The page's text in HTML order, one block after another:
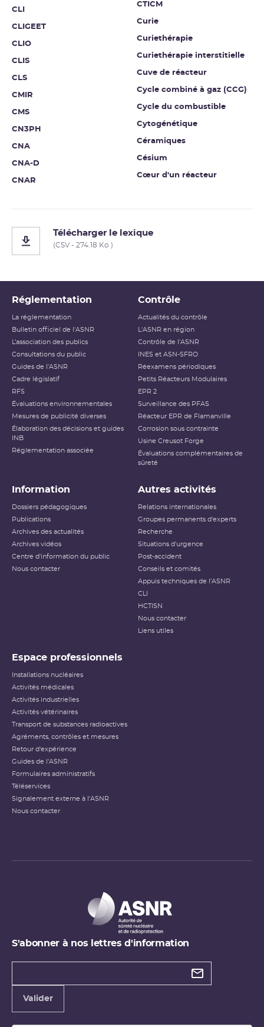
CLI
CLIGEET
CLIO
CLIS
CLS
CMIR
CMS
CN3PH
CNA
CNA-D
CNAR
CTICM
Curie
Curiethérapie
Curiethérapie interstitielle
Cuve de réacteur
Cycle combiné à gaz (CCG)
Cycle du combustible
Cytogénétique
Céramiques
Césium
Cœur d'un réacteur
Télécharger le lexique
(CSV - 274.18 Ko )
Réglementation
La réglementation
Bulletin officiel de l'ASNR
L’association des publics
Consultations du public
Guides de l'ASNR
Cadre législatif
RFS
Évaluations environnementales
Mesures de publicité diverses
Élaboration des décisions et guides
INB
Réglementation associée
Contrôle
Actualités du contrôle
L'ASNR en région
Contrôle de l'ASNR
INES et ASN-SFRO
Réexamens périodiques
Petits Réacteurs Modulaires
EPR 2
Surveillance des PFAS
Réacteur EPR de Flamanville
Corrosion sous contrainte
Usine Creusot Forge
Évaluations complémentaires de
sûreté
Information
Dossiers pédagogiques
Publications
Archives des actualités
Archives vidéos
Centre d'information du public
Nous contacter
Autres activités
Relations internationales
Groupes permanents d'experts
Recherche
Situations d'urgence
Post-accident
Conseils et comités
Appuis techniques de l'ASNR
CLI
HCTISN
Nous contacter
Liens utiles
Espace professionnels
Installations nucléaires
Activités médicales
Activités industrielles
Activités vétérinaires
Transport de substances radioactives
Agréments, contrôles et mesures
Retour d'expérience
Guides de l'ASNR
Formulaires administratifs
Téléservices
Signalement externe à l'ASNR
Nous contacter
S'abonner à nos lettres d'information
Types de
mail
Valider